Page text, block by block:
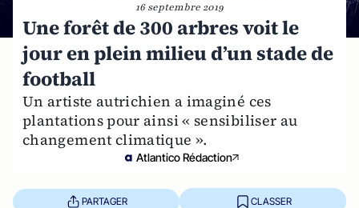
16 septembre 2019
Une forêt de 300 arbres voit le
jour en plein milieu d’un stade de
football
Un artiste autrichien a imaginé ces
plantations pour ainsi « sensibiliser au
changement climatique ».
Atlantico Rédaction
PARTAGER CLASSER